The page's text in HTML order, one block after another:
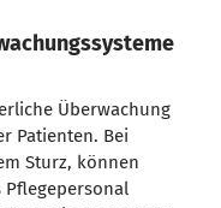
Überwachung
Patienten. Bei
Sturz, können